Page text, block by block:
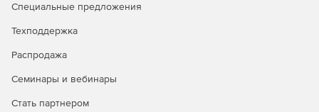
Специальные предложения
Техподдержка
Распродажа
Семинары и вебинары
Стать партнером